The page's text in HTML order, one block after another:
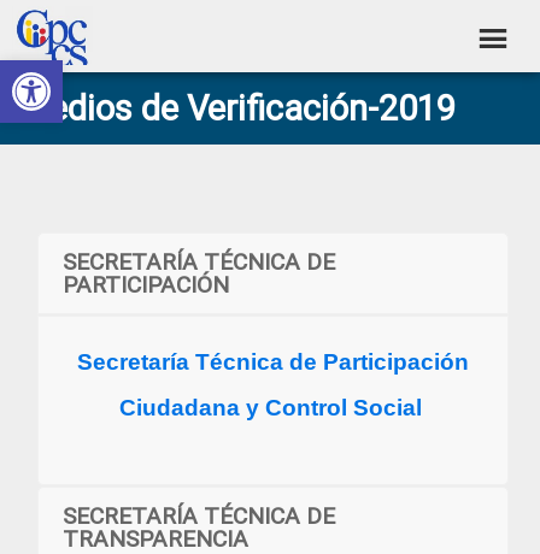
Abrir barra de herramientas
Skip
to
primary
navigation
Skip
to
main
content
Skip
to
primary
sidebar
Skip
to
footer
Consejo
de
Control
Construyendo
Poder
Ciudadano
Medios de Verificación-2019
SECRETARÍA TÉCNICA DE
PARTICIPACIÓN
Secretaría Técnica de Participación
Ciudadana y Control Social
SECRETARÍA TÉCNICA DE
TRANSPARENCIA